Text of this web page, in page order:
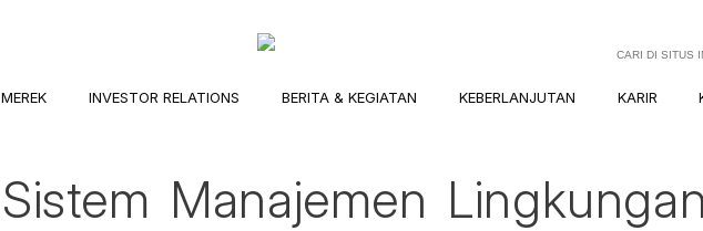
MEREK INVESTOR RELATIONS BERITA & KEGIATAN KEBERLANJUTAN KARIR
Sistem Manajemen Lingkungan